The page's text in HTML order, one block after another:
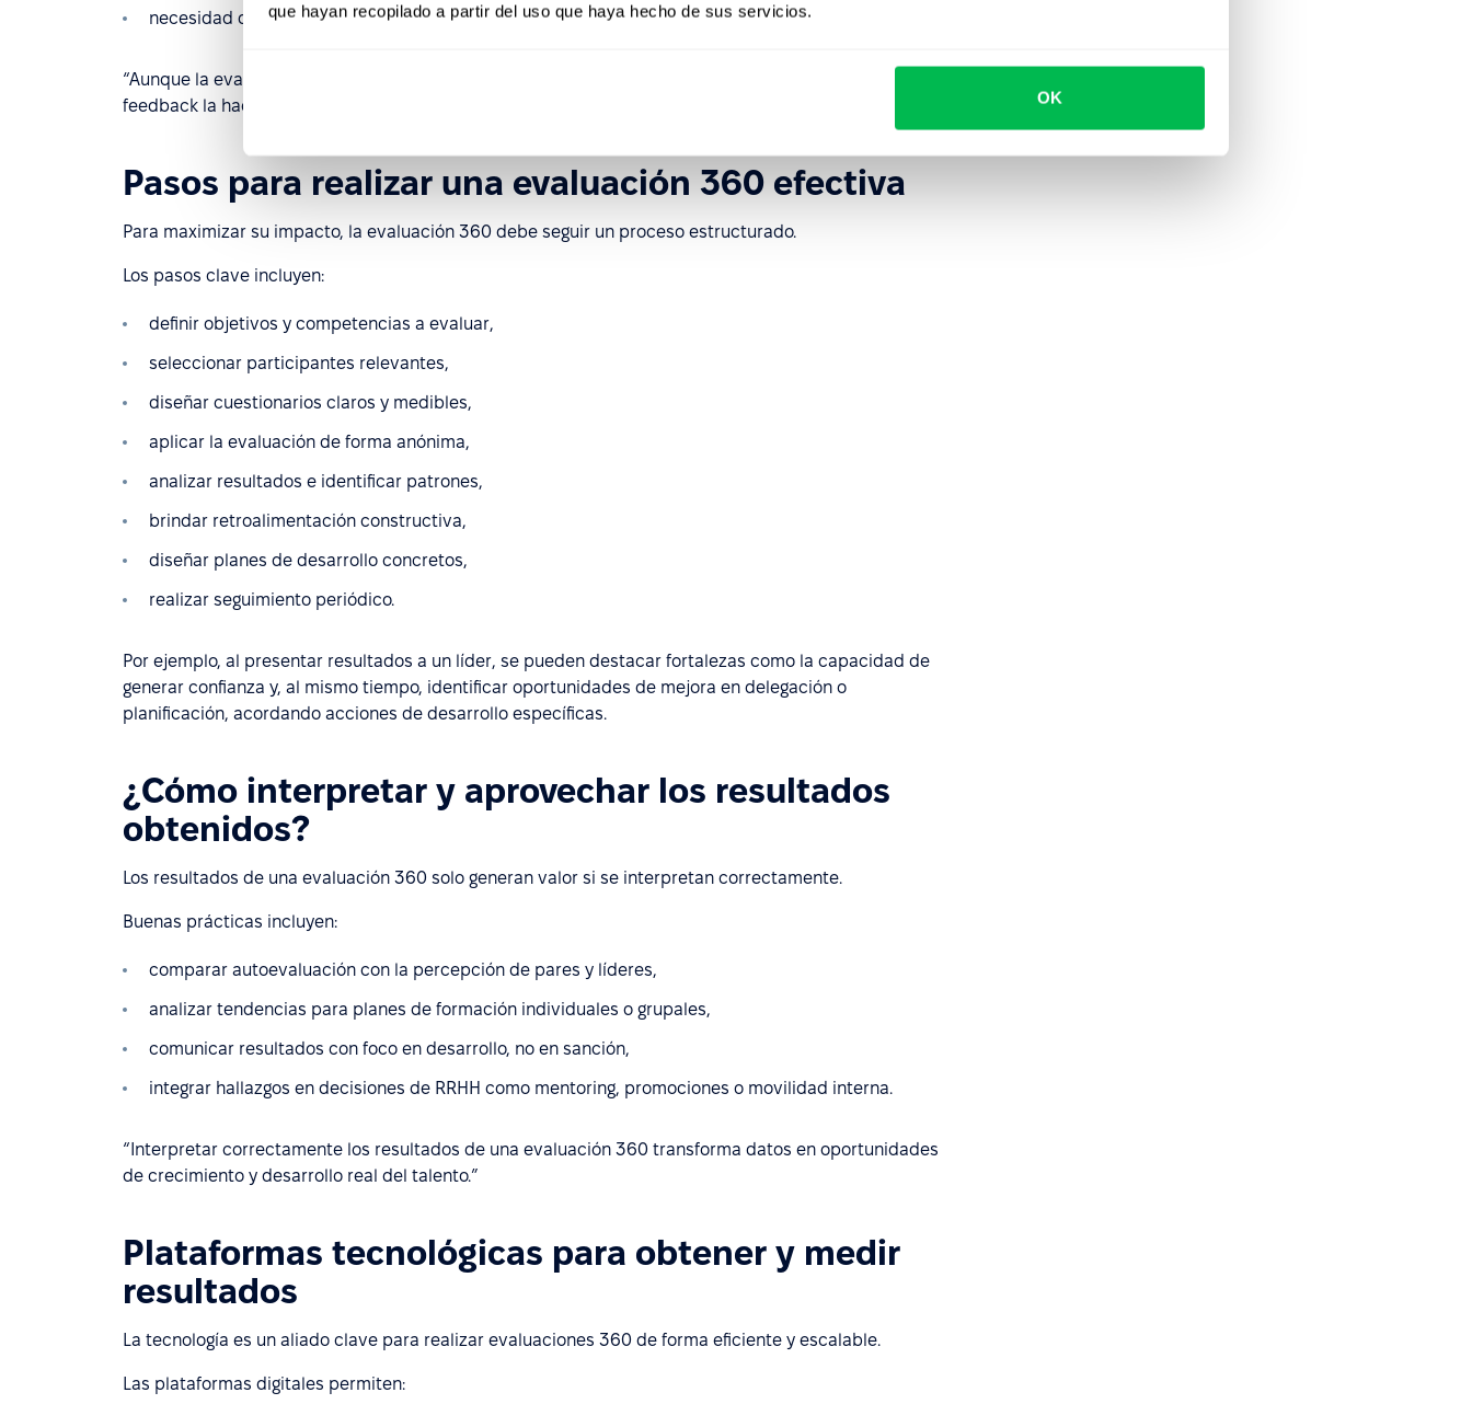
que hayan recopilado a partir del uso que haya hecho de sus servicios.
OK
necesidad de herramientas que aseguren anonimato y análisis confiable.
“Aunque la evaluación 360 implica desafíos, sus beneficios en desarrollo profesional y cultura de
feedback la hacen indispensable para cualquier organización moderna.”
Pasos para realizar una evaluación 360 efectiva
Para maximizar su impacto, la evaluación 360 debe seguir un proceso estructurado.
Los pasos clave incluyen:
definir objetivos y competencias a evaluar,
seleccionar participantes relevantes,
diseñar cuestionarios claros y medibles,
aplicar la evaluación de forma anónima,
analizar resultados e identificar patrones,
brindar retroalimentación constructiva,
diseñar planes de desarrollo concretos,
realizar seguimiento periódico.
Por ejemplo, al presentar resultados a un líder, se pueden destacar fortalezas como la capacidad de
generar confianza y, al mismo tiempo, identificar oportunidades de mejora en delegación o
planificación, acordando acciones de desarrollo específicas.
¿Cómo interpretar y aprovechar los resultados
obtenidos?
Los resultados de una evaluación 360 solo generan valor si se interpretan correctamente.
Buenas prácticas incluyen:
comparar autoevaluación con la percepción de pares y líderes,
analizar tendencias para planes de formación individuales o grupales,
comunicar resultados con foco en desarrollo, no en sanción,
integrar hallazgos en decisiones de RRHH como mentoring, promociones o movilidad interna.
“Interpretar correctamente los resultados de una evaluación 360 transforma datos en oportunidades
de crecimiento y desarrollo real del talento.”
Plataformas tecnológicas para obtener y medir
resultados
La tecnología es un aliado clave para realizar evaluaciones 360 de forma eficiente y escalable.
Las plataformas digitales permiten: